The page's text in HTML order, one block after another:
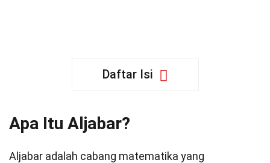
Daftar Isi
Apa Itu Aljabar?
Aljabar adalah cabang matematika yang